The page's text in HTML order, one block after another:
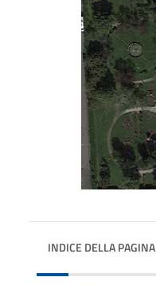
INDICE DELLA PAGINA